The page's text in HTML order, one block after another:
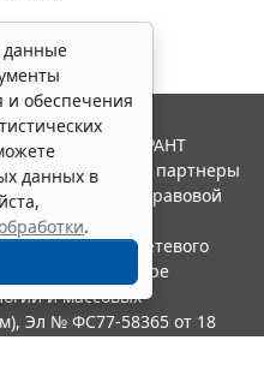
и обеспечения
данных в
.
Система ГАРАНТ
"Гарант" и ее партнеры
ассоциации правовой
в качестве сетевого
по надзору в сфере
и массовых
Эл № ФС77-58365 от 18